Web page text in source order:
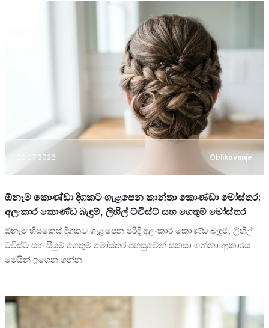
22.07.2026 Oblikovanje
ඕනෑම කොණ්ඩා දිගකට ගැළපෙන කාන්තා කොණ්ඩා මෝස්තර:
අලංකාර කොණ්ඩ බැඳුම්, ලිහිල් ට්විස්ට් සහ ගෙතුම් මෝස්තර
ඕනෑම හිසකෙස් දිගකට ගැළපෙන පරිදි අලංකාර කොණ්ඩ බැඳුම්, ලිහිල්
ට්විස්ට් සහ සියුම් ගෙතුම් මෝස්තර පහසුවෙන් සකසා ගන්නා ආකාරය
මෙයින් ඉගෙන ගන්න.